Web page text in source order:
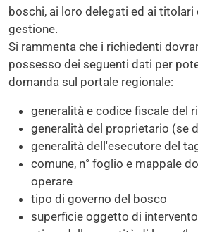
boschi, ai loro delegati ed ai
gestione.
Si rammenta che i richiedenti
possesso dei seguenti dati per
domanda sul portale regionale:
generalità e codice fiscale del
generalità del proprietario (se
generalità dell'esecutore del
comune, n° foglio e mappale
operare
tipo di governo del bosco
superficie oggetto di intervento